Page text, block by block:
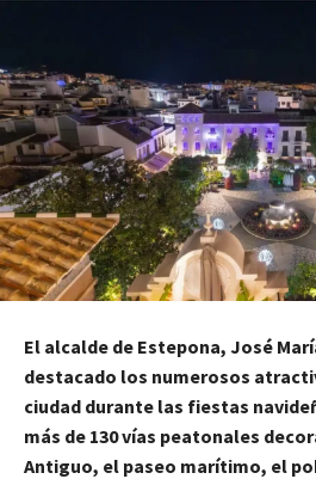
El alcalde de Estepona, José
destacado los numerosos
ciudad durante las fiestas
más de 130 vías peatonales
Antiguo, el paseo marítimo, el